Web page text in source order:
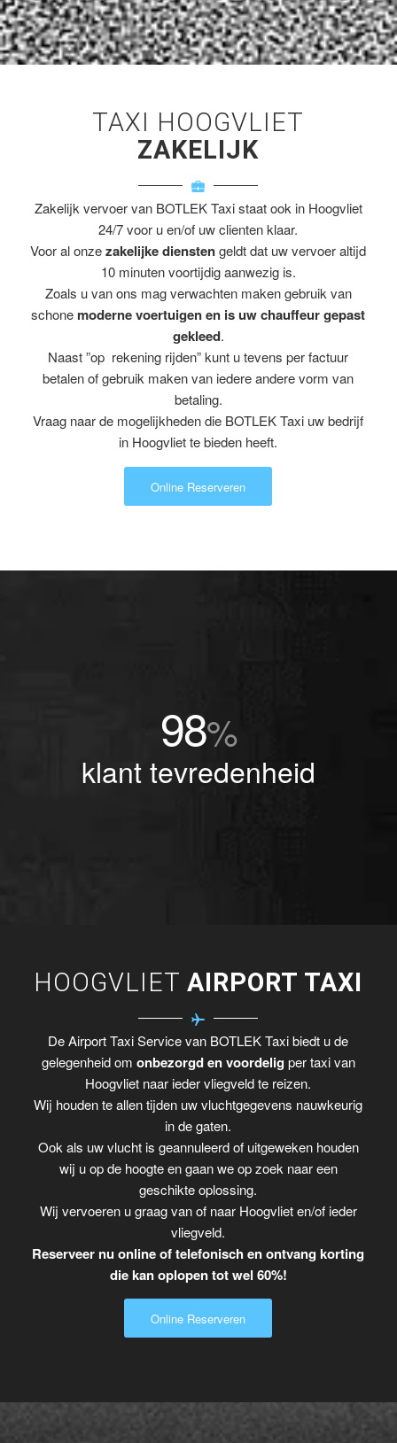
TAXI HOOGVLIET
ZAKELIJK
Zakelijk vervoer van BOTLEK Taxi staat ook in Hoogvliet
24/7 voor u en/of uw clienten klaar.
Voor al onzezakelijke dienstengeldt dat uw vervoer altijd
10 minuten voortijdig aanwezig is.
Zoals u van ons mag verwachten maken gebruik van
schone moderne voertuigen en is uw chauffeur gepast
gekleed.
Naast ”op rekening rijden” kunt u tevens per factuur
betalen of gebruik maken van iedere andere vorm van
betaling.
Vraag naar de mogelijkheden die BOTLEK Taxi uw bedrijf
in Hoogvliet te bieden heeft.
Online Reserveren
98%
klant tevredenheid
HOOGVLIETAIRPORT TAXI
De Airport Taxi Service van BOTLEK Taxi biedt u de
gelegenheid om onbezorgd en voordelig per taxi van
Hoogvliet naar ieder vliegveld te reizen.
Wij houden te allen tijden uw vluchtgegevens nauwkeurig
in de gaten.
Ook als uw vlucht is geannuleerd of uitgeweken houden
wij u op de hoogte en gaan we op zoek naar een
geschikte oplossing.
Wij vervoeren u graag van of naar Hoogvliet en/of ieder
vliegveld.
Reserveer nu online of telefonisch en ontvang korting
die kan oplopen tot wel 60%!
Online Reserveren